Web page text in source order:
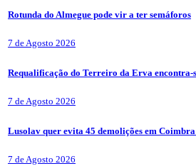
Rotunda do Almegue pode vir a ter semáforos
7 de Agosto 2026
Requalificação do Terreiro da Erva encontra-
7 de Agosto 2026
Lusolav quer evita 45 demolições em
7 de Agosto 2026